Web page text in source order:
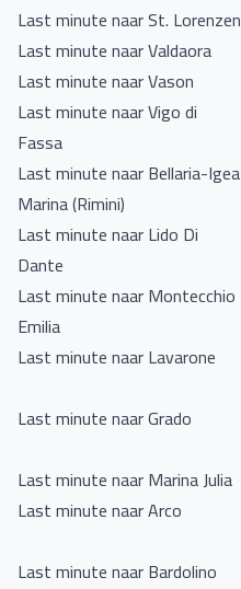
Last minute naar St. Lorenzen
Last minute naar Valdaora
Last minute naar Vason
Last minute naar Vigo di
Fassa
Last minute naar Bellaria-Igea
Marina (Rimini)
Last minute naar Lido Di
Dante
Last minute naar Montecchio
Emilia
Last minute naar Lavarone
Last minute naar Grado
Last minute naar Marina Julia
Last minute naar Arco
Last minute naar Bardolino